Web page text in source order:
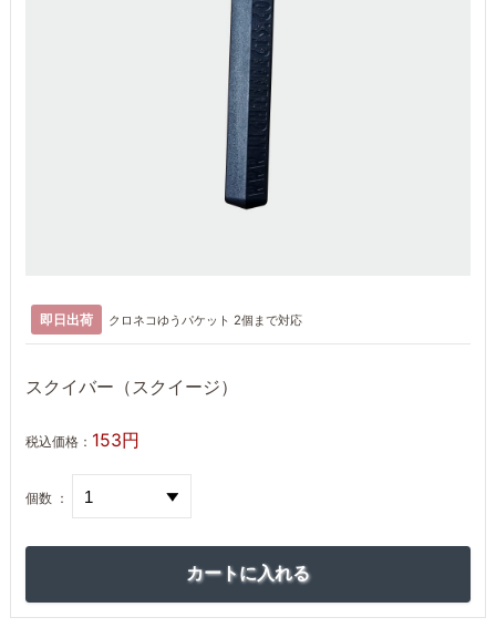
即日出荷 クロネコゆうパケット 2個まで対応
スクイバー（スクイージ）
税込価格： 153円
個数 ：